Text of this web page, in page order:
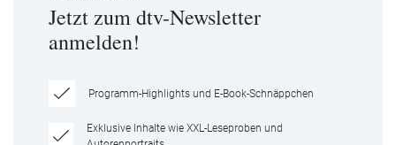
Jetzt zum dtv-Newsletter
anmelden!
Programm-Highlights und E-Book-Schnäppchen
Exklusive Inhalte wie XXL-Leseproben und